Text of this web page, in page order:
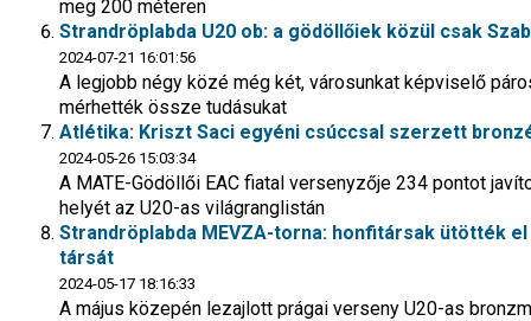
meg 200 méteren
Strandröplabda U20 ob: a gödöllőiek közül csak
2024-07-21 16:01:56
A legjobb négy közé még két, városunkat képviselő
mérhették össze tudásukat
Atlétika: Kriszt Saci egyéni csúccsal szerzett
2024-05-26 15:03:34
A MATE-Gödöllői EAC fiatal versenyzője 234 pontot
helyét az U20-as világranglistán
Strandröplabda MEVZA-torna: honfitársak ütötték
társát
2024-05-17 18:16:33
A május közepén lezajlott prágai verseny U20-as